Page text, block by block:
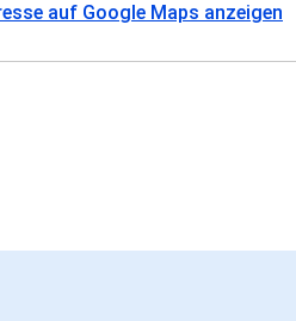
auf Google Maps anzeigen